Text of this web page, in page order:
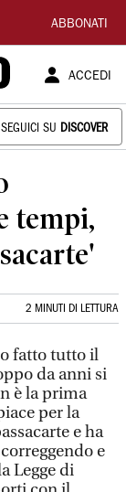
ABBONATI
ACCEDI
SEGUICI SU DISCOVER
tempi,
2 MINUTI DI LETTURA
fatto tutto il
da anni si
è la prima
per la
e ha
e
Legge di